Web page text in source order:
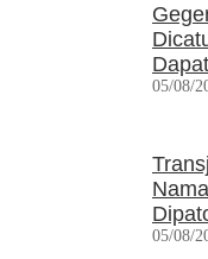
05/08/
05/08/